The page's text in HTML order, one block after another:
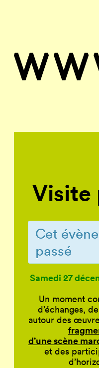
Visite
Cet
passé
Samedi 27
Un moment
d’échanges,
autour des
d’une scène
et des